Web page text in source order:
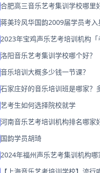
合肥高三音乐艺考集训学校哪里
蒋美玲风华国韵2009届学员考入
2023年宝鸡声乐艺考培训机构「
洛阳音乐艺考集训学校哪个好？
音乐培训大概多少钱一节课？
石家庄好的音乐培训班是哪家？
艺考生如何选择院校就学
河南音乐艺考培训机构排名哪家
国韵学员胡琦
2024年福州声乐艺考集训机构哪